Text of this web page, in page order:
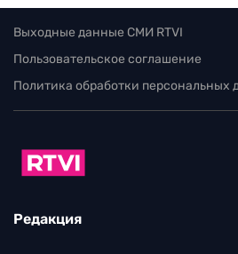
Выходные данные СМИ RTVI
Пользовательское соглашение
Политика обработки персональных
Редакция